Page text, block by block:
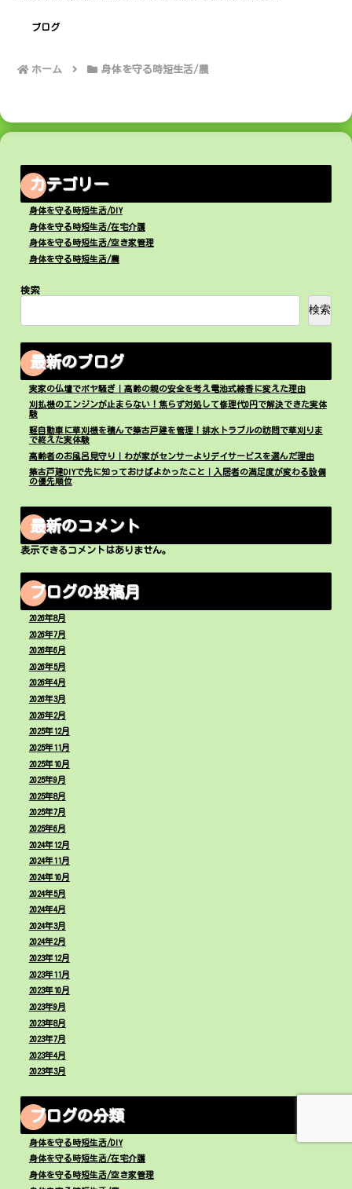
ブログ
ホーム 身体を守る時短生活/農
カテゴリー
身体を守る時短生活/DIY
身体を守る時短生活/在宅介護
身体を守る時短生活/空き家管理
身体を守る時短生活/農
検索
検索
最新のブログ
実家の仏壇でボヤ騒ぎ｜高齢の親の安全を考え電池式線香に変えた理由
刈払機のエンジンが止まらない！焦らず対処して修理代0円で解決できた実体
験
軽自動車に草刈機を積んで築古戸建を管理！排水トラブルの訪問で草刈りま
で終えた実体験
高齢者のお風呂見守り｜わが家がセンサーよりデイサービスを選んだ理由
築古戸建DIYで先に知っておけばよかったこと｜入居者の満足度が変わる設備
の優先順位
最新のコメント
表示できるコメントはありません。
ブログの投稿月
2026年8月
2026年7月
2026年6月
2026年5月
2026年4月
2026年3月
2026年2月
2025年12月
2025年11月
2025年10月
2025年9月
2025年8月
2025年7月
2025年6月
2024年12月
2024年11月
2024年10月
2024年5月
2024年4月
2024年3月
2024年2月
2023年12月
2023年11月
2023年10月
2023年9月
2023年8月
2023年7月
2023年4月
2023年3月
ブログの分類
身体を守る時短生活/DIY
身体を守る時短生活/在宅介護
身体を守る時短生活/空き家管理